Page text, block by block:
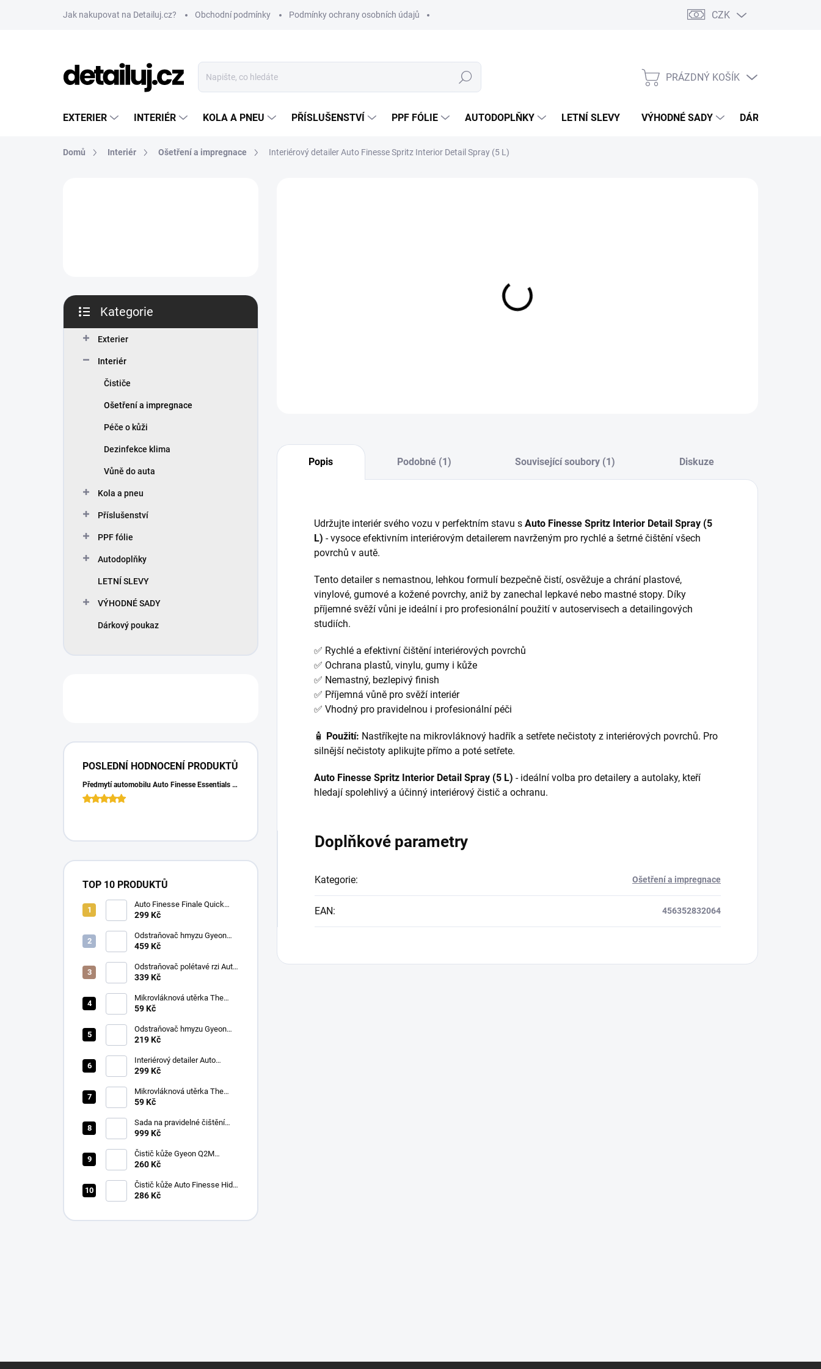
Jak nakupovat na Detailuj.cz? Obchodní podmínky Podmínky ochrany osobních údajů CZK
Hledat
NÁKUPNÍ
PRÁZDNÝ KOŠÍK
EXTERIER INTERIÉR KOLA A PNEU PŘÍSLUŠENSTVÍ PPF FÓLIE AUTODOPLŇKY LETNÍ SLEVY VÝHODNÉ SADY DÁRKOVÝ
Domů Interiér Ošetření a impregnace Interiérový detailer Auto Finesse Spritz Interior Detail Spray (5 L)
p
n
kategorie
Kategorie
Exterier
Interiér
Čističe
Ošetření a impregnace
Péče o kůži
Dezinfekce klima
Vůně do auta
Kola a pneu
Příslušenství
PPF fólie
Autodoplňky
LETNÍ SLEVY
VÝHODNÉ SADY
Dárkový poukaz
POSLEDNÍ HODNOCENÍ PRODUKTŮ
Předmytí automobilu Auto Finesse Essentials Pre-Wash (500 ml)
TOP 10 PRODUKTŮ
Auto Finesse Finale Quick
Detailer (500 ml)
299 Kč
Odstraňovač hmyzu Gyeon
Q2M Bug&Grime (1 L)
459 Kč
Odstraňovač polétavé rzi Auto
Finesse Iron Out
ml)
339 Kč
Mikrovláknová utěrka The
Collection Allround & Coating
Blue)
59 Kč
Odstraňovač hmyzu Gyeon
Q2M Bug&Grime (500 ml)
219 Kč
Interiérový detailer Auto
Finesse Spritz Interior Detail
299 Kč
Mikrovláknová utěrka The
Collection Allround & Coating
59 Kč
Sada na pravidelné čištění
kůže v automobilu od Auto
999 Kč
Čistič kůže Gyeon Q2M
LeatherCleaner NATURAL
260 Kč
Čistič kůže Auto Finesse Hide
Leather Cleanser (500 ml)
286 Kč
Popis Podobné (1) Související soubory (1) Diskuze
Udržujte interiér svého vozu v perfektním stavu s Auto Finesse Spritz Interior Detail Spray (5
L) - vysoce efektivním interiérovým detailerem navrženým pro rychlé a šetrné čištění všech
povrchů v autě.
Tento detailer s nemastnou, lehkou formulí bezpečně čistí, osvěžuje a chrání plastové,
vinylové, gumové a kožené povrchy, aniž by zanechal lepkavé nebo mastné stopy. Díky
příjemné svěží vůni je ideální i pro profesionální použití v autoservisech a detailingových
studiích.
✅ Rychlé a efektivní čištění interiérových povrchů
✅ Ochrana plastů, vinylu, gumy i kůže
✅ Nemastný, bezlepivý finish
✅ Příjemná vůně pro svěží interiér
✅ Vhodný pro pravidelnou i profesionální péči
🧴 Použití: Nastříkejte na mikrovláknový hadřík a setřete nečistoty z interiérových povrchů. Pro
silnější nečistoty aplikujte přímo a poté setřete.
Auto Finesse Spritz Interior Detail Spray (5 L) - ideální volba pro detailery a autolaky, kteří
hledají spolehlivý a účinný interiérový čistič a ochranu.
Doplňkové parametry
Kategorie: Ošetření a impregnace
EAN: 456352832064